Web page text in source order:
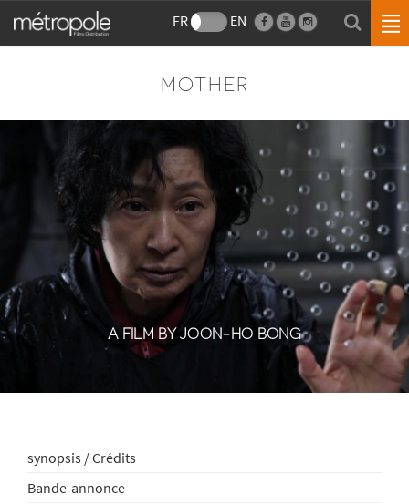
FR EN
MOTHER
A FILM BY JOON-HO BONG
synopsis / Crédits
Bande-annonce